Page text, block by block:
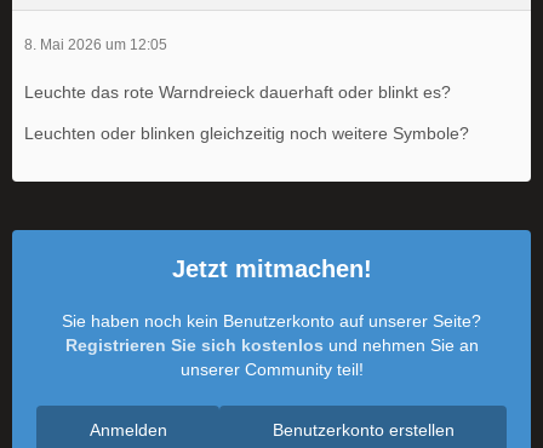
8. Mai 2026 um 12:05
Leuchte das rote Warndreieck dauerhaft oder blinkt es?
Leuchten oder blinken gleichzeitig noch weitere Symbole?
Jetzt mitmachen!
Sie haben noch kein Benutzerkonto auf unserer Seite?
Registrieren Sie sich kostenlos und nehmen Sie an
unserer Community teil!
Benutzerkonto erstellen
Anmelden